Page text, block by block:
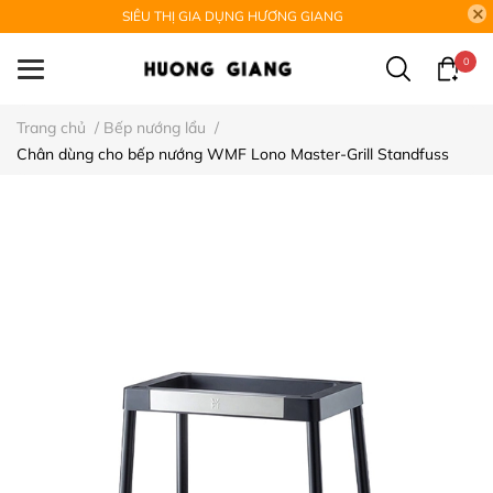
SIÊU THỊ GIA DỤNG HƯƠNG GIANG
0
Trang chủ / Bếp nướng lẩu /
Chân dùng cho bếp nướng WMF Lono Master-Grill Standfuss